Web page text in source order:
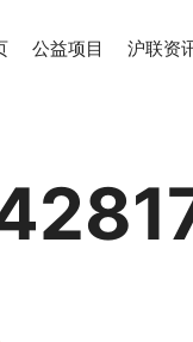
公益项目 沪联资